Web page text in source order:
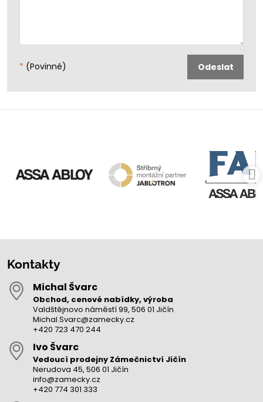
* (Povinné) Odeslat
Kontakty
Michal Švarc
Obchod, cenové nabídky, výroba
Valdštějnovo náměstí 99, 506 01 Jičín
Michal.Svarc@zamecky.cz
+420 723 470 244
Ivo Švarc
Vedoucí prodejny Zámečnictví Jičín
Nerudova 45, 506 01 Jičín
info@zamecky.cz
+420 774 301 333